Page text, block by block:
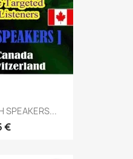
SPEAKERS...
€